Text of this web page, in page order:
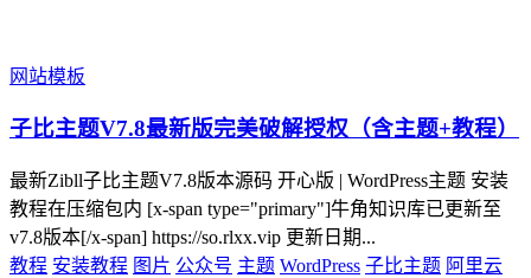
网站模板
子比主题V7.8最新版完美破解授权（含主题+教程）
最新Zibll子比主题V7.8版本源码 开心版 | WordPress主题 安装
教程在压缩包内 [x-span type="primary"]牛角知识库已更新至
v7.8版本[/x-span] https://so.rlxx.vip 更新日期...
教程 安装教程 图片 公众号 主题 WordPress 子比主题 阿里云